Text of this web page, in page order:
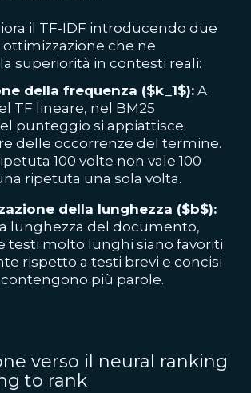
il TF-IDF introducendo due
che ne
superiorità in contesti reali:
della frequenza ($k_1$): A
TF lineare, nel BM25
punteggio si appiattisce
delle occorrenze del termine.
100 volte non vale 100
ripetuta una sola volta.
della lunghezza ($b$):
lunghezza del documento,
testi molto lunghi siano favoriti
rispetto a testi brevi e concisi
più parole.
verso il neural ranking
to rank